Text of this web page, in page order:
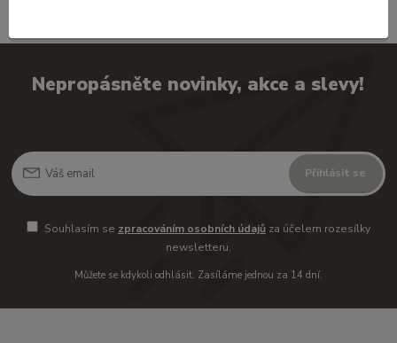
Nepropásněte novinky, akce a slevy!
Přihlásit se
Souhlasím se zpracováním osobních údajůza účelem rozesílky
newsletteru.
Můžete se kdykoli odhlásit. Zasíláme jednou za 14 dní.